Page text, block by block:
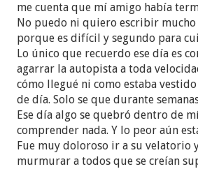
me cuenta que mí amigo había
No puedo ni quiero escribir
porque es difícil y segundo para
Lo único que recuerdo ese día es
agarrar la autopista a toda
cómo llegué ni como estaba
de día. Solo se que durante
Ese día algo se quebró dentro de
comprender nada. Y lo peor aún
Fue muy doloroso ir a su velatorio
murmurar a todos que se creían